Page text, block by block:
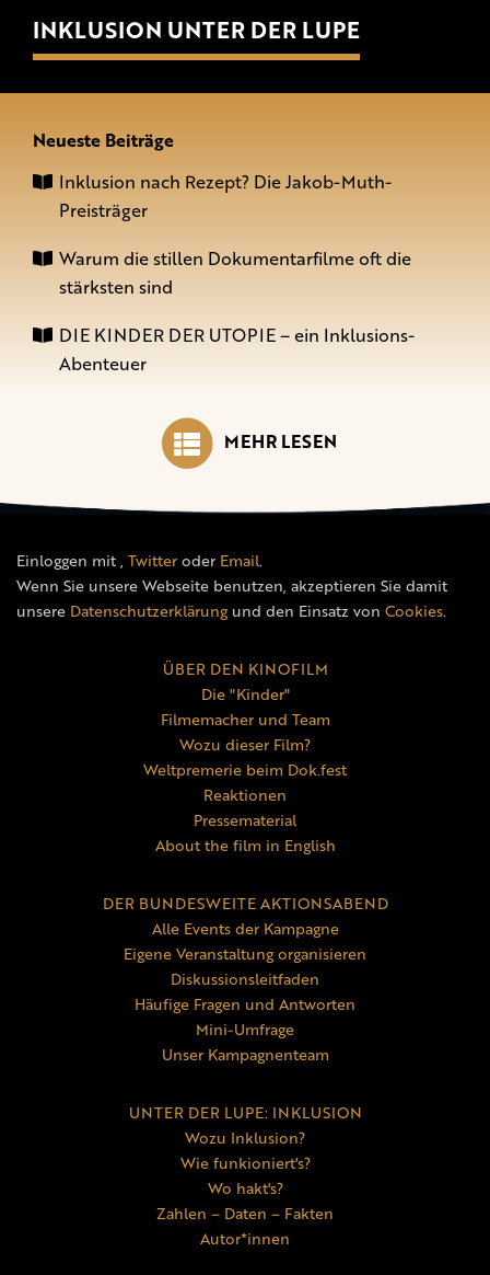
INKLUSION UNTER DER LUPE
Neueste Beiträge
Inklusion nach Rezept? Die Jakob-Muth-
Preisträger
Warum die stillen Dokumentarfilme oft die
stärksten sind
DIE KINDER DER UTOPIE – ein Inklusions-
Abenteuer
MEHR LESEN
Einloggen mit, Twitteroder Email.
Wenn Sie unsere Webseite benutzen, akzeptieren Sie damit
unsere Datenschutzerklärungund den Einsatz von Cookies.
ÜBER DEN KINOFILM
Die "Kinder"
Filmemacher und Team
Wozu dieser Film?
Weltpremerie beim Dok.fest
Reaktionen
Pressematerial
About the film in English
DER BUNDESWEITE AKTIONSABEND
Alle Events der Kampagne
Eigene Veranstaltung organisieren
Diskussionsleitfaden
Häufige Fragen und Antworten
Mini-Umfrage
Unser Kampagnenteam
UNTER DER LUPE: INKLUSION
Wozu Inklusion?
Wie funkioniert's?
Wo hakt's?
Zahlen – Daten – Fakten
Autor*innen